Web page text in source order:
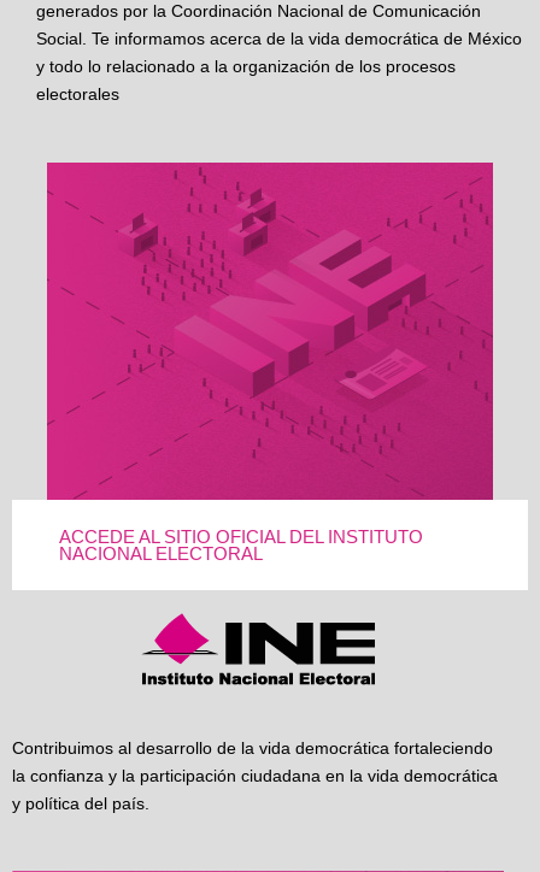
generados por la Coordinación Nacional de Comunicación
Social. Te informamos acerca de la vida democrática de México
y todo lo relacionado a la organización de los procesos
electorales
ACCEDE AL SITIO OFICIAL DEL INSTITUTO
NACIONAL ELECTORAL
Contribuimos al desarrollo de la vida democrática fortaleciendo
la confianza y la participación ciudadana en la vida democrática
y política del país.